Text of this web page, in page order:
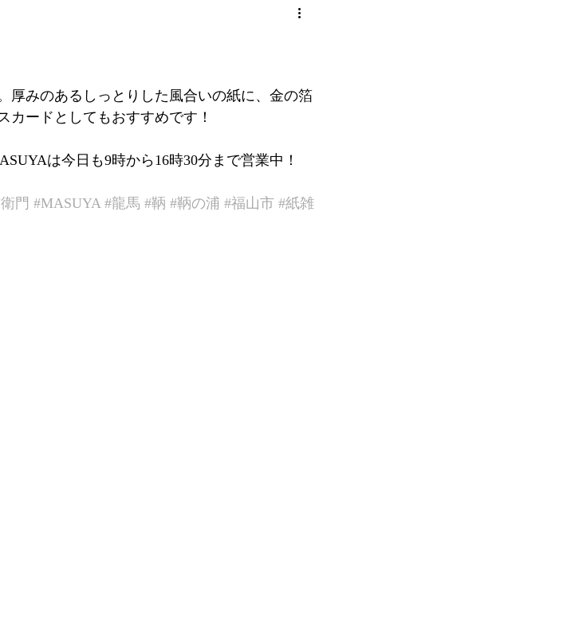
厚みのあるしっとりした風合いの紙に、金の箔
カードとしてもおすすめです！
は今日も9時から16時30分まで営業中！
門 #MASUYA #龍馬 #鞆 #鞆の浦 #福山市 #紙雑